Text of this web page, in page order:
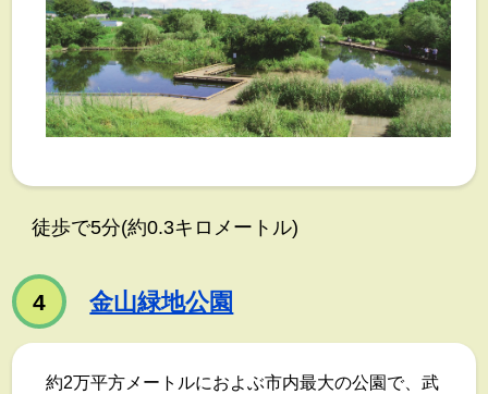
徒歩で5分(約0.3キロメートル)
4 金山緑地公園
約2万平方メートルにおよぶ市内最大の公園で、武